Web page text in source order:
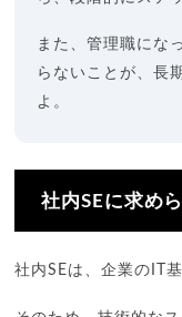
また、管理職にな
らないことが、長
よ。
社内SEに求め
社内SEは、企業のIT